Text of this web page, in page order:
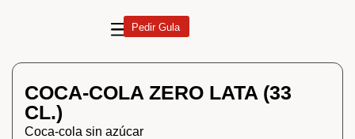
Pedir Gula
COCA-COLA ZERO LATA (33
CL.)
Coca-cola sin azúcar